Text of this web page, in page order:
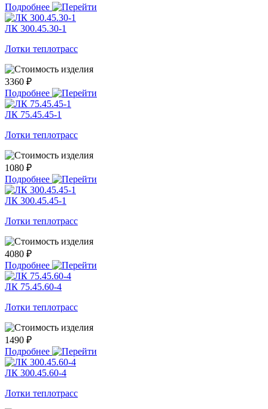
Подробнее
ЛК 300.45.30-1
Лотки теплотрасс
3360 ₽
Подробнее
ЛК 75.45.45-1
Лотки теплотрасс
1080 ₽
Подробнее
ЛК 300.45.45-1
Лотки теплотрасс
4080 ₽
Подробнее
ЛК 75.45.60-4
Лотки теплотрасс
1490 ₽
Подробнее
ЛК 300.45.60-4
Лотки теплотрасс